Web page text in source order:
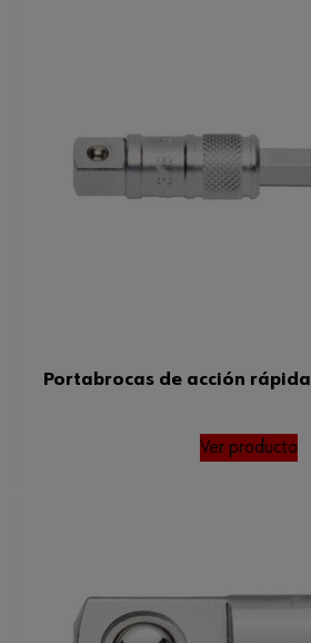
Portabrocas de acción rápida
Ver producto